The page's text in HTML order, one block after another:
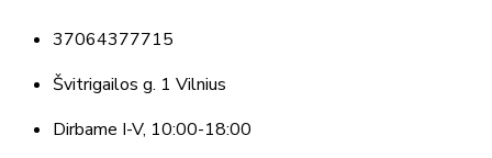
37064377715
Švitrigailos g. 1 Vilnius
Dirbame I-V, 10:00-18:00